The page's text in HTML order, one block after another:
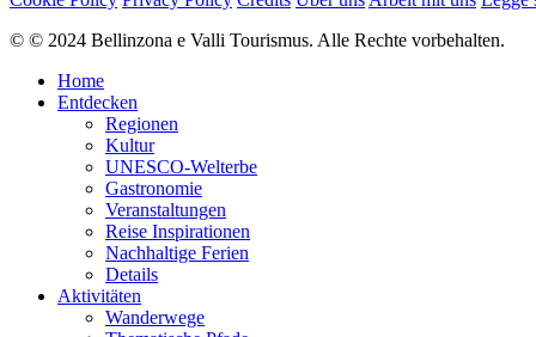
Landschaft
Höchster Punkt
1.964 m
Tiefster Punkt
Wegearten
Asphalt 3,27%Schotterweg 38,50%
Schotterweg
© © 2024 Bellinzona e Valli Tourismus. Alle Rechte vorbehalten.
Home
Entdecken
Regionen
Kultur
UNESCO-Welterbe
Gastronomie
Veranstaltungen
Reise Inspirationen
Nachhaltige Ferien
Details
Aktivitäten
Wanderwege